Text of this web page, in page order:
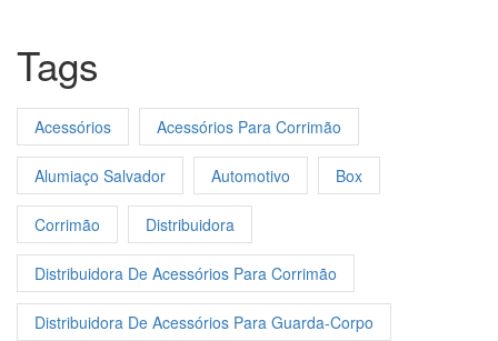
Tags
Acessórios Acessórios Para Corrimão
Alumiaço Salvador Automotivo Box
Corrimão Distribuidora
Distribuidora De Acessórios Para Corrimão
Distribuidora De Acessórios Para Guarda-Corpo